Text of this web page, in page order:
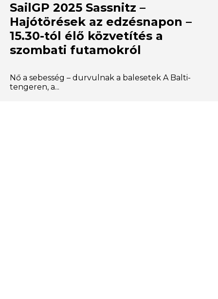
SailGP 2025 Sassnitz –
Hajótörések az edzésnapon –
15.30-tól élő közvetítés a
szombati futamokról
Nő a sebesség – durvulnak a balesetek A Balti-
tengeren, a...